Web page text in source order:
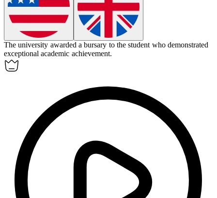
The university awarded abursary to the student who demonstrated
exceptional academic achievement.